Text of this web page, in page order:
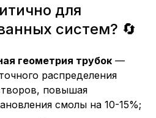
для
систем? 🔄
геометрия трубок —
распределения
повышая
смолы на 10-15%;